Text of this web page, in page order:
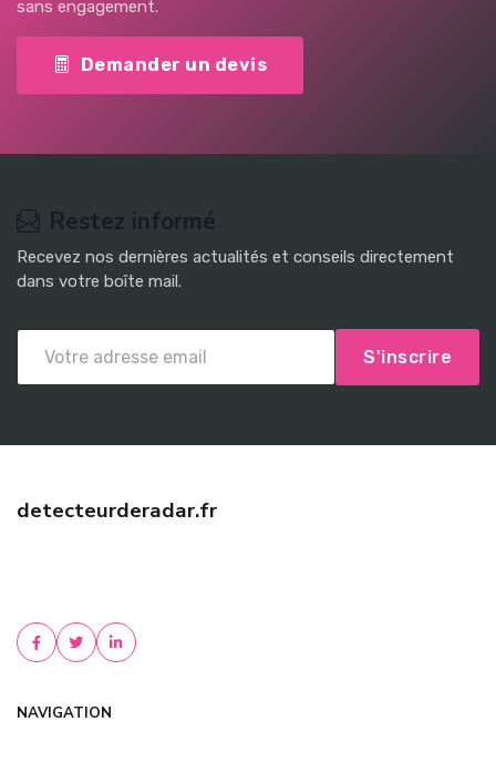
sans engagement.
Demander un devis
Restez informé
Recevez nos dernières actualités et conseils directement
dans votre boîte mail.
S'inscrire
detecteurderadar.fr
NAVIGATION